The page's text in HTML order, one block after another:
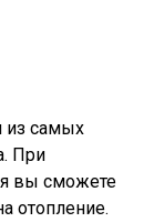
из самых
При
вы сможете
отопление.